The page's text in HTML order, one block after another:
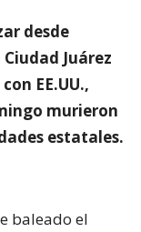
desde
Juárez
EE.UU.,
murieron
estatales.
baleado el